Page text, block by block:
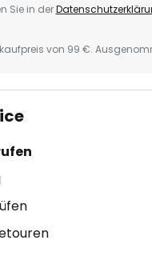
Sie in der
von 99 €.